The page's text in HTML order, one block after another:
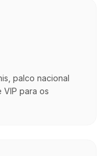
palco nacional
VIP para os